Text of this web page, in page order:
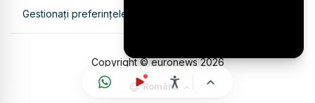
Gestionați preferințele
Copyright © euronews2026
Română